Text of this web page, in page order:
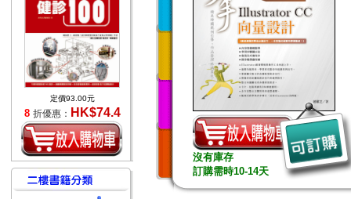
定價93.00元
8 折優惠： HK$74.4
沒有庫存
訂購需時10-14天